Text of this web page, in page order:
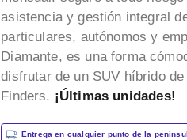
asistencia y gestión integral
particulares, autónomos y
Diamante, es una forma
disfrutar de un SUV híbrido
Finders. ¡Últimas unidades!
Entrega en cualquier punto de la